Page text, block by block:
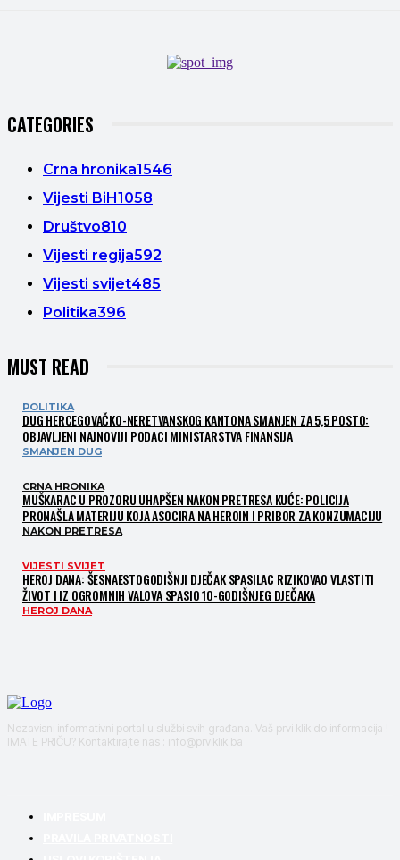
CATEGORIES
Crna hronika1546
Vijesti BiH1058
Društvo810
Vijesti regija592
Vijesti svijet485
Politika396
MUST READ
POLITIKA
DUG HERCEGOVAČKO-NERETVANSKOG KANTONA SMANJEN ZA 5,5 POSTO:
OBJAVLJENI NAJNOVIJI PODACI MINISTARSTVA FINANSIJA
SMANJEN DUG
CRNA HRONIKA
MUŠKARAC U PROZORU UHAPŠEN NAKON PRETRESA KUĆE: POLICIJA
PRONAŠLA MATERIJU KOJA ASOCIRA NA HEROIN I PRIBOR ZA KONZUMACIJU
NAKON PRETRESA
VIJESTI SVIJET
HEROJ DANA: ŠESNAESTOGODIŠNJI DJEČAK SPASILAC RIZIKOVAO VLASTITI
ŽIVOT I IZ OGROMNIH VALOVA SPASIO 10-GODIŠNJEG DJEČAKA
HEROJ DANA
Nezavisni informativni portal u službi svih građana. Vaš prvi klik do informacija !
IMATE PRIČU? Kontaktirajte nas : info@prviklik.ba